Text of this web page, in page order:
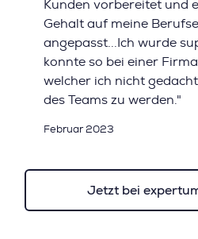
Kunden vorbereitet und
Gehalt auf meine
angepasst...Ich wurde
konnte so bei einer
welcher ich nicht gedacht
des Teams zu werden."
Februar 2023
Jetzt bei